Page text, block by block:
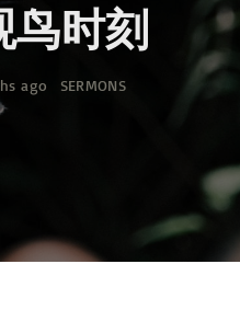
鸟时刻
ago SERMONS